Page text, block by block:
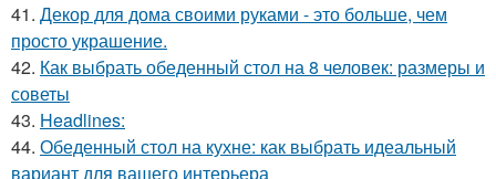
41. Декор для дома своими руками - это больше, чем
просто украшение.
42. Как выбрать обеденный стол на 8 человек: размеры и
советы
43. Headlines:
44. Обеденный стол на кухне: как выбрать идеальный
вариант для вашего интерьера